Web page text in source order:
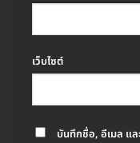
เว็บไซต์
บันทึกชื่อ, อีเมล แล